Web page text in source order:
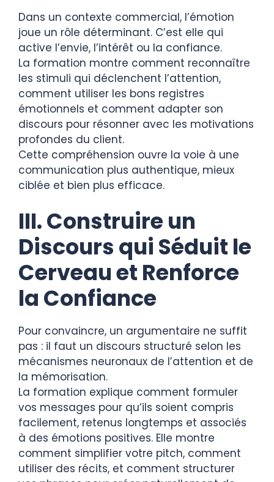
Dans un contexte commercial, l’émotion
joue un rôle déterminant. C’est elle qui
active l’envie, l’intérêt ou la confiance.
La formation montre comment reconnaître
les stimuli qui déclenchent l’attention,
comment utiliser les bons registres
émotionnels et comment adapter son
discours pour résonner avec les motivations
profondes du client.
Cette compréhension ouvre la voie à une
communication plus authentique, mieux
ciblée et bien plus efficace.
III. Construire un
Discours qui Séduit le
Cerveau et Renforce
la Confiance
Pour convaincre, un argumentaire ne suffit
pas : il faut un discours structuré selon les
mécanismes neuronaux de l’attention et de
la mémorisation.
La formation explique comment formuler
vos messages pour qu’ils soient compris
facilement, retenus longtemps et associés
à des émotions positives. Elle montre
comment simplifier votre pitch, comment
utiliser des récits, et comment structurer